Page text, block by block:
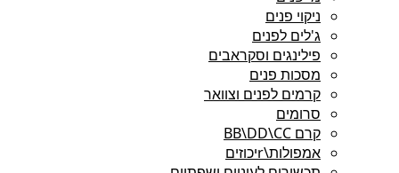
ניקוי פנים
ג'לים לפנים
פילינגים וסקראבים
מסכות פנים
קרמים לפנים וצוואר
סרומים
קרם BB\DD\CC
אמפולות\rיכוזים